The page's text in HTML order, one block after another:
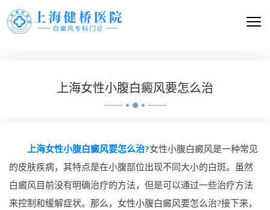
上海女性小腹白癜风要怎么治
上海女性小腹白癜风要怎么治?女性小腹白癜风是一种常见
的皮肤疾病，其特点是在小腹部位出现不同大小的白斑。虽然
白癜风目前没有明确治疗的方法，但是可以通过一些治疗方法
来控制和缓解症状。那么，女性小腹白癜风要怎么治?接下来，